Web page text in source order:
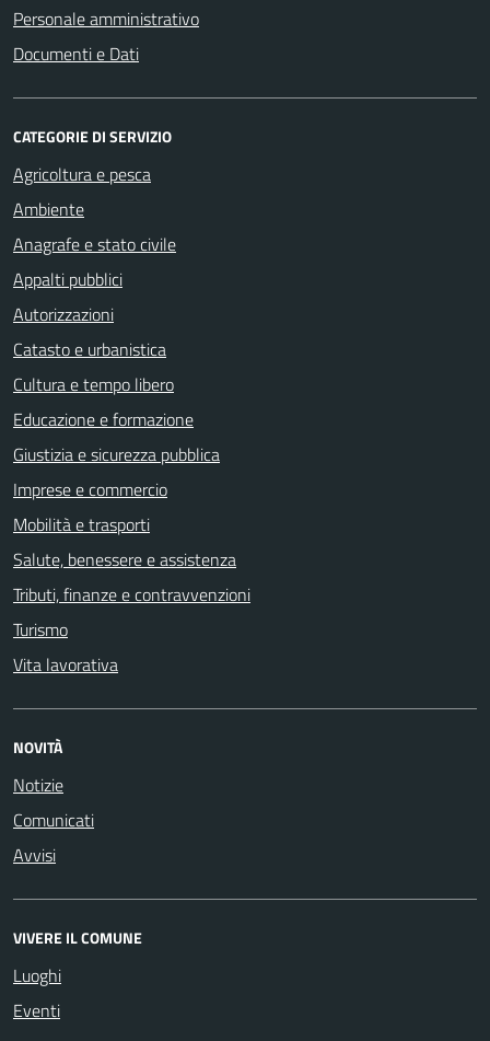
Personale amministrativo
Documenti e Dati
CATEGORIE DI SERVIZIO
Agricoltura e pesca
Ambiente
Anagrafe e stato civile
Appalti pubblici
Autorizzazioni
Catasto e urbanistica
Cultura e tempo libero
Educazione e formazione
Giustizia e sicurezza pubblica
Imprese e commercio
Mobilità e trasporti
Salute, benessere e assistenza
Tributi, finanze e contravvenzioni
Turismo
Vita lavorativa
NOVITÀ
Notizie
Comunicati
Avvisi
VIVERE IL COMUNE
Luoghi
Eventi